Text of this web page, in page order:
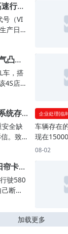
断
。行
尾，
任车
包。
保养
权服务
但售
痕迹
客服反
解
履行家
进行
绝质
保说
个
门店
行驶
隐患
号（VI
产日
行，
警触发
，无
障发
论：
认故
面的
能下
切断
障模
，各大
型、
全一
型，并
统的
凸轮
，4S
车，搭
4S店保
年7
判定为
2.5-3
要正
至今
凸轮轴
使用
轮轴
发布对
台善意
辆提供
统存
且维
安全缺
。致
大车
。我本
期待，
生命
仅是
安全
企业处理(临
别对待
车辆存在
现在
因质量问
陷，明
偿），
日问题
条，但
口漏水
有的车友
08-02
卡扣
驶580
己断
理需要
友群说
希望加载更多